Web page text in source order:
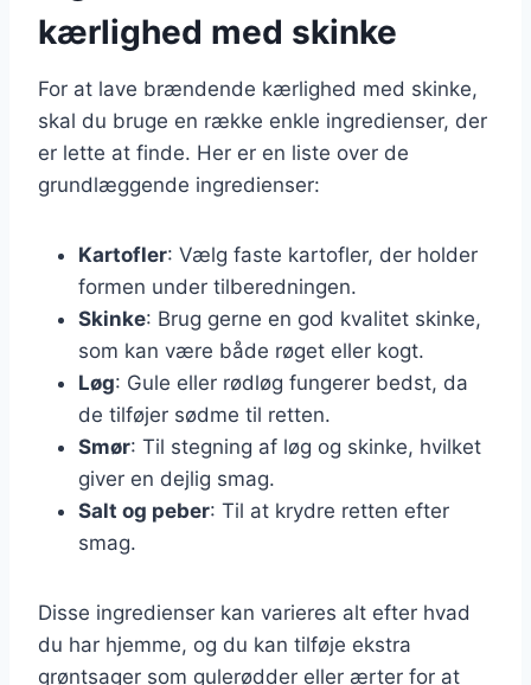
kærlighed med skinke
For at lave brændende kærlighed med skinke,
skal du bruge en række enkle ingredienser, der
er lette at finde. Her er en liste over de
grundlæggende ingredienser:
Kartofler: Vælg faste kartofler, der holder
formen under tilberedningen.
Skinke: Brug gerne en god kvalitet skinke,
som kan være både røget eller kogt.
Løg: Gule eller rødløg fungerer bedst, da
de tilføjer sødme til retten.
Smør: Til stegning af løg og skinke, hvilket
giver en dejlig smag.
Salt og peber: Til at krydre retten efter
smag.
Disse ingredienser kan varieres alt efter hvad
du har hjemme, og du kan tilføje ekstra
grøntsager som gulerødder eller ærter for at